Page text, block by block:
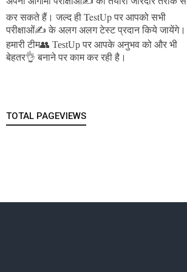
कर सकते हैं।जल्द ही TestUp पर आपको सभी
परीक्षाओं✍️ के अलग अलग टेस्ट प्रदान किये जायेंगे।
हमारी टीम👥 TestUp पर आपके अनुभव को और भी
बेहतर👌 बनाने पर काम कर रही है।
TOTAL PAGEVIEWS